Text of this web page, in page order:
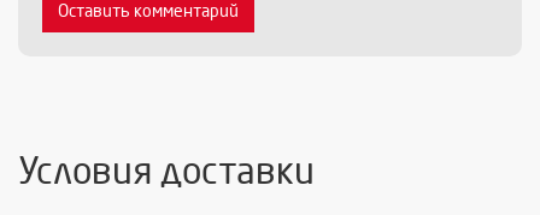
Оставить комментарий
Условия доставки